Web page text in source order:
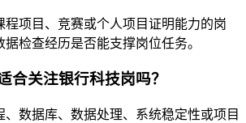
程项目、竞赛或个人项目证明能力的岗
检查经历是否能支撑岗位任务。
合关注银行科技岗吗？
、数据库、数据处理、系统稳定性或项目